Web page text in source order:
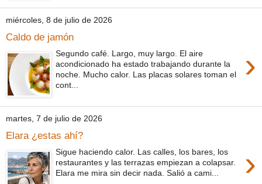
miércoles, 8 de julio de 2026
Caldo de jamón
›
Segundo café. Largo, muy largo. El aire
acondicionado ha estado trabajando durante la
noche. Mucho calor. Las placas solares toman el
cont...
martes, 7 de julio de 2026
Elara ¿estas ahí?
›
Sigue haciendo calor. Las calles, los bares, los
restaurantes y las terrazas empiezan a colapsar.
Elara me mira sin decir nada. Salió a cami...